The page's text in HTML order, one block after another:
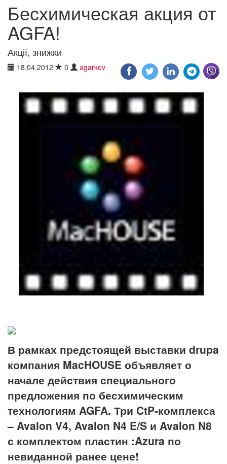
Бесхимическая акция от
AGFA!
Акції, знижки
18.04.2012 0 agarkov
В рамках предстоящей выставки drupa
компания MacHOUSE объявляет о
начале действия специального
предложения по бесхимическим
технологиям AGFA. Три CtP-комплекса
– Avalon V4, Avalon N4 E/S и Avalon N8
с комплектом пластин :Azura по
невиданной ранее цене!